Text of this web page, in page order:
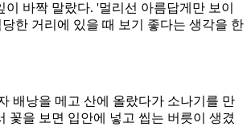
바짝 말랐다. '멀리선 아름답게만 보이
한 거리에 있을 때 보기 좋다는 생각을 한
배낭을 메고 산에 올랐다가 소나기를 만
꽃을 보면 입안에 넣고 씹는 버릇이 생겼